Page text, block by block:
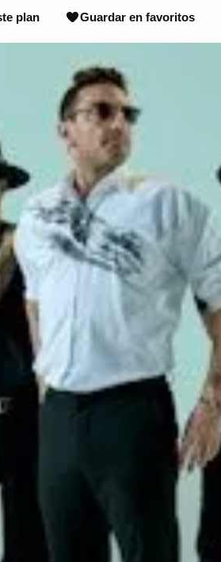
plan Guardar en favoritos